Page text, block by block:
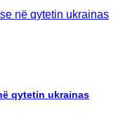
qytetin ukrainas